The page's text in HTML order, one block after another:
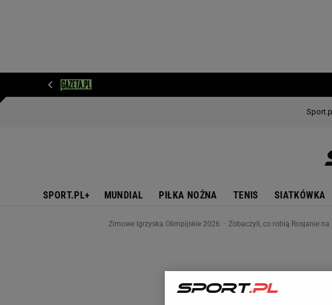
SPORT.PL+ MUNDIAL PIŁKA NOŻNA TENIS SIATKÓWKA
Zimowe Igrzyska Olimpijskie 2026 Zobaczyli, co robią Rosjanie